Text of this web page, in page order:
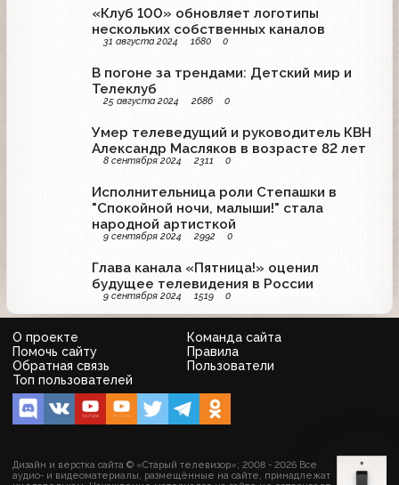
«Клуб 100» обновляет логотипы
нескольких собственных каналов
31 августа 2024 1680 0
В погоне за трендами: Детский мир и
Телеклуб
25 августа 2024 2686 0
Умер телеведущий и руководитель КВН
Александр Масляков в возрасте 82 лет
8 сентября 2024 2311 0
Исполнительница роли Степашки в
"Спокойной ночи, малыши!" стала
народной артисткой
9 сентября 2024 2992 0
Глава канала «Пятница!» оценил
будущее телевидения в России
9 сентября 2024 1519 0
О проекте
Команда сайта
Помочь сайту
Правила
Обратная связь
Пользователи
Топ пользователей
Дизайн и верстка сайта © «Старый телевизор»; 2008 - 2026 Все
аудио- и видеоматериалы, размещённые на сайте, принадлежат